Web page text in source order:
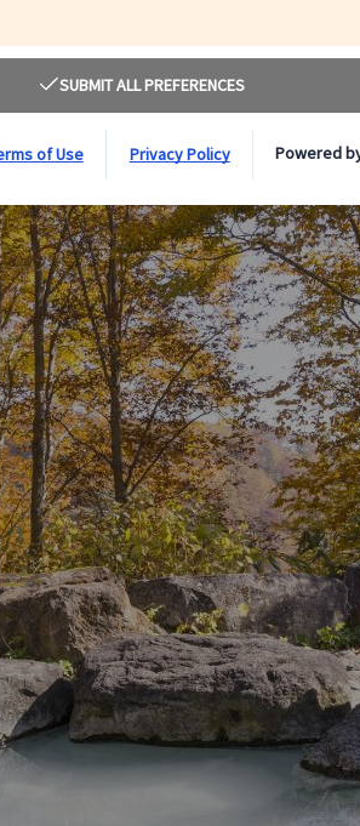
zu kriminellen Kreisen. Aber